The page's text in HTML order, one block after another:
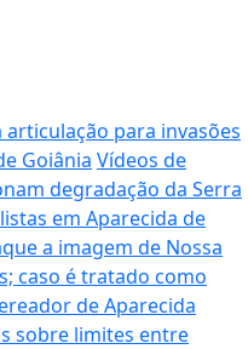
para invasões
Goiânia Vídeos de
degradação da Serra
em Aparecida de
a imagem de Nossa
caso é tratado como
de Aparecida
sobre limites entre